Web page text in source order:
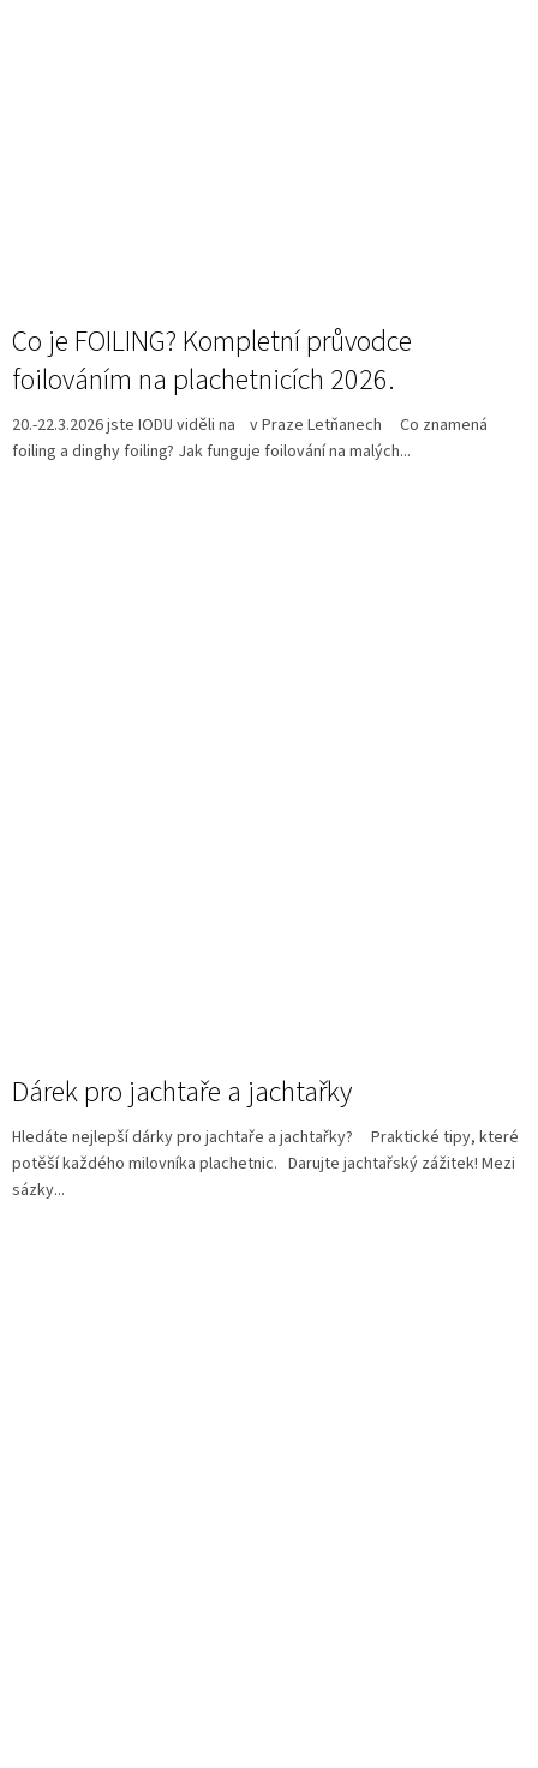
Co je FOILING? Kompletní průvodce
foilováním na plachetnicích 2026.
20.-22.3.2026 jste IODU viděli na v Praze Letňanech Co znamená
foiling a dinghy foiling? Jak funguje foilování na malých...
Dárek pro jachtaře a jachtařky
Hledáte nejlepší dárky pro jachtaře a jachtařky? Praktické tipy, které
potěší každého milovníka plachetnic. Darujte jachtařský zážitek! Mezi
sázky...